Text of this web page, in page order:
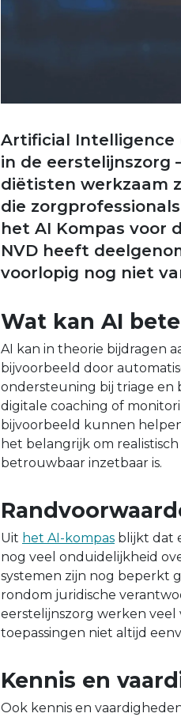
Artificial Intelligence
in de eerstelijnszorg
diëtisten werkzaam
die
het AI Kompas voor
NVD heeft
voorlopig nog niet
Wat kan AI
AI kan in theorie bijdragen
bijvoorbeeld door
ondersteuning bij triage en
digitale coaching of
bijvoorbeeld kunnen
het belangrijk om
betrouwbaar inzetbaar is.
Uit het AI-kompas blijkt dat
nog veel onduidelijkheid
systemen zijn nog beperkt
rondom juridische
eerstelijnszorg werken veel
toepassingen niet altijd
Kennis en
Ook kennis en